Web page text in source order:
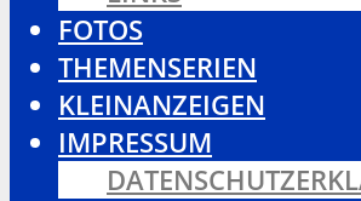
FOTOS
THEMENSERIEN
KLEINANZEIGEN
IMPRESSUM